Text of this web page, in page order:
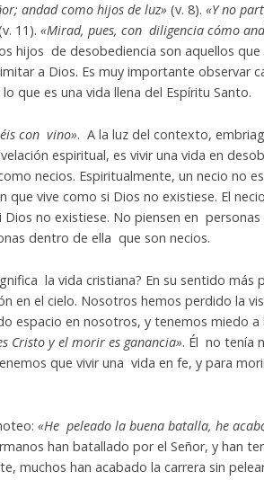
andad como hijos de luz» (v. 8). «Y no
11). «Mirad, pues, con diligencia cómo
hijos de desobediencia son aquellos
a Dios. Es muy importante observar
que es una vida llena del Espíritu Santo.
con vino». A la luz del contexto,
espiritual, es vivir una vida en
necios. Espiritualmente, un necio no
que vive como si Dios no existiese. El
Dios no existiese. No piensen en
dentro de ella que son necios.
la vida cristiana? En su sentido más
en el cielo. Nosotros hemos perdido la
espacio en nosotros, y tenemos miedo
Cristo y el morir es ganancia». Él no tenía
que vivir una vida en fe, y para
«He peleado la buena batalla, he
han batallado por el Señor, y han
muchos han acabado la carrera sin